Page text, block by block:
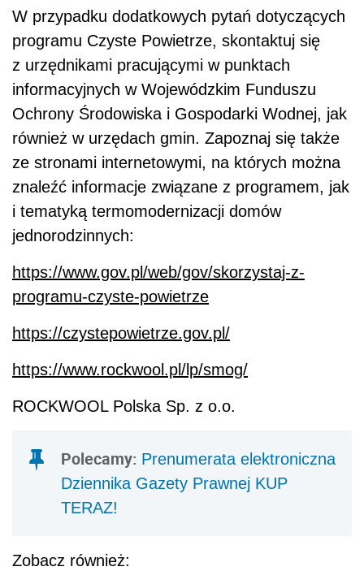
W przypadku dodatkowych pytań dotyczących
programu Czyste Powietrze, skontaktuj się
z urzędnikami pracującymi w punktach
informacyjnych w Wojewódzkim Funduszu
Ochrony Środowiska i Gospodarki Wodnej, jak
również w urzędach gmin. Zapoznaj się także
ze stronami internetowymi, na których można
znaleźć informacje związane z programem, jak
i tematyką termomodernizacji domów
jednorodzinnych:
https://www.gov.pl/web/gov/skorzystaj-z-
programu-czyste-powietrze
https://czystepowietrze.gov.pl/
https://www.rockwool.pl/lp/smog/
ROCKWOOL Polska Sp. z o.o.
Polecamy: Prenumerata elektroniczna
Dziennika Gazety Prawnej KUP
TERAZ!
Zobacz również: